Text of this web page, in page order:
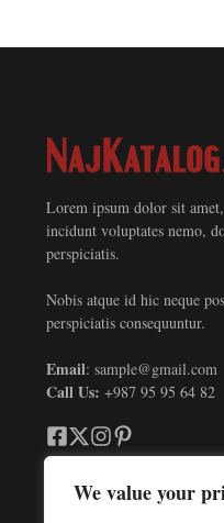
We value your
Lorem ipsum dolor sit
incidunt voluptates nemo,
perspiciatis.
Nobis atque id hic neque
perspiciatis consequuntur.
Email: sample@gmail.com
Call Us: +987 95 95 64 82